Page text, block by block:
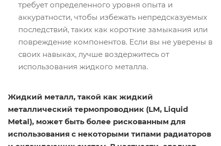
требует определенного уровня опыта и
аккуратности, чтобы избежать непредсказуемых
последствий, таких как короткие замыкания или
повреждение компонентов. Если вы не уверены в
своих навыках, лучше воздержитесь от
использования жидкого металла.
Жидкий металл, такой как жидкий
металлический термопроводник (LM, Liquid
Metal), может быть более рискованным для
использования с некоторыми типами радиаторов